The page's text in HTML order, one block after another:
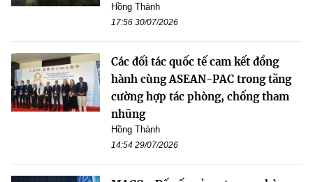
Hồng Thành
17:56 30/07/2026
Các đối tác quốc tế cam kết đồng
hành cùng ASEAN-PAC trong tăng
cường hợp tác phòng, chống tham
nhũng
Hồng Thành
14:54 29/07/2026